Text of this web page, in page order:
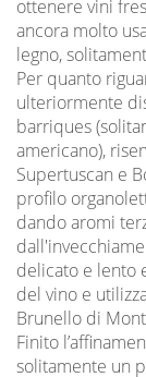
ottenere vini
ancora molto
legno,
Per quanto
ulteriormente
barriques
americano),
Supertuscan e
profilo
dando aromi
delicato e lento
del vino e
Brunello di
Finito
solitamente un